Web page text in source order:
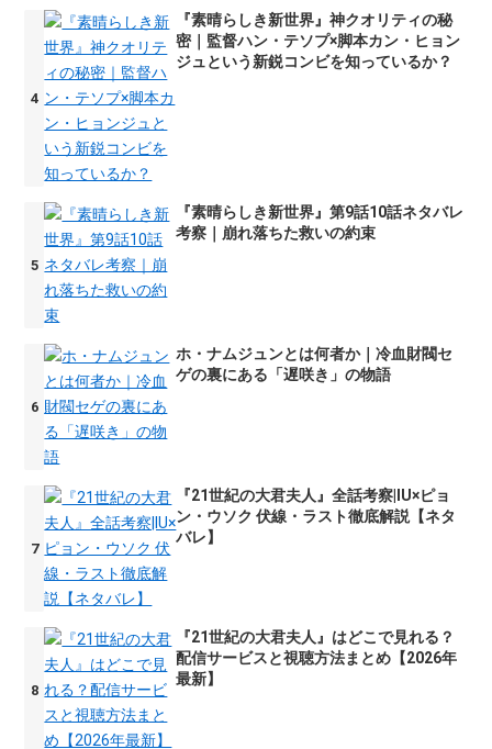
『素晴らしき新世界』神クオリティの秘
密｜監督ハン・テソプ×脚本カン・ヒョン
ジュという新鋭コンビを知っているか？
『素晴らしき新世界』第9話10話ネタバレ
考察｜崩れ落ちた救いの約束
ホ・ナムジュンとは何者か｜冷血財閥セ
ゲの裏にある「遅咲き」の物語
『21世紀の大君夫人』全話考察|IU×ピョ
ン・ウソク 伏線・ラスト徹底解説【ネタ
バレ】
『21世紀の大君夫人』はどこで見れる？
配信サービスと視聴方法まとめ【2026年
最新】